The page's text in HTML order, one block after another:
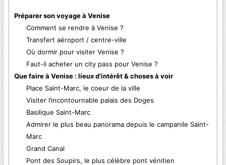
Préparer son voyage à Venise
Comment se rendre à Venise ?
Transfert aéroport / centre-ville
Où dormir pour visiter Venise ?
Faut-il acheter un city pass pour Venise ?
Que faire à Venise : lieux d’intérêt & choses à voir
Place Saint-Marc, le coeur de la ville
Visiter l’incontournable palais des Doges
Basilique Saint-Marc
Admirer le plus beau panorama depuis le campanile Saint-
Marc
Grand Canal
Pont des Soupirs, le plus célèbre pont vénitien